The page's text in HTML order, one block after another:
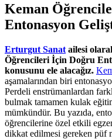
Keman
Entonasyon
Erturgut Sanat ailesi
Öğrencileri İçin Doğru
konusunu ele alacağız.
aşamalarından biri
Perdeli enstrümanlardan
bulmak tamamen kulak
mümkündür. Bu yazıda,
öğrencilerine özel etkili
dikkat edilmesi gereken püf